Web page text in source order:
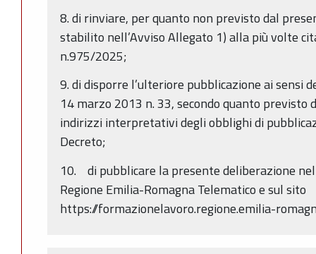
8. di rinviare, per quanto non previsto dal
stabilito nell’Avviso Allegato 1) alla più volte
n.975/2025;
9. di disporre l’ulteriore pubblicazione ai sensi
14 marzo 2013 n. 33, secondo quanto previsto
indirizzi interpretativi degli obblighi di
Decreto;
10. di pubblicare la presente deliberazione
Regione Emilia-Romagna Telematico e sul sito
https://formazionelavoro.regione.emilia-